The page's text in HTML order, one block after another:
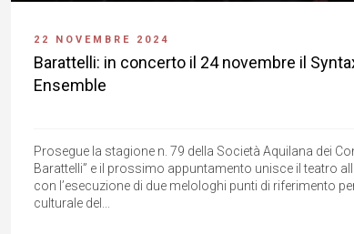
22 NOVEMBRE 2024
Barattelli: in concerto il 24 novembre il
Ensemble
Prosegue la stagione n. 79 della Società Aquilana dei
Barattelli” e il prossimo appuntamento unisce il teatro
con l’esecuzione di due melologhi punti di riferimento
culturale del...